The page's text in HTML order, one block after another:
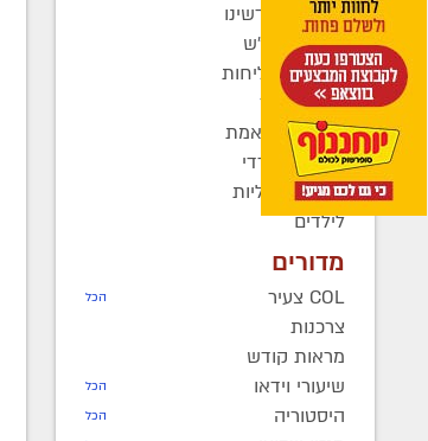
בחצרות קדשינו
שמחות אנ"ש
יוצאים לשליחות
נשות חב"ד
ברוך דיין האמת
בעולם החרדי
חדשות כלליות
לילדים
מדורים
COL צעיר הכל
צרכנות
מראות קודש
שיעורי וידאו
הכל
היסטוריה הכל